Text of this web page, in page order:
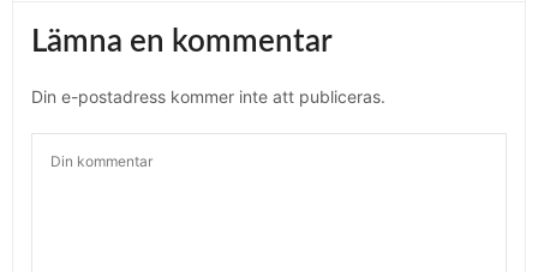
Lämna en kommentar
Din e-postadress kommer inte att publiceras.